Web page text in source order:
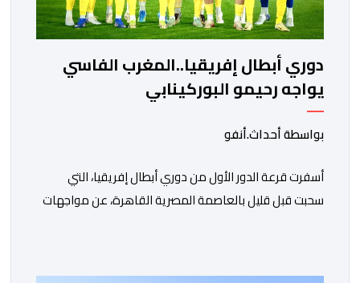
دوري أبطال إفريقيا..المغرب الفاسي
يواجه رحيمو البوركينابي
بواسطة أحداث.أنفو
أسفرت قرعة الدور الأول من دوري أبطال إفريقيا، التي
سحبت قبل قليل بالعاصمة المصرية القاهرة، عن مواجهات
نهضة بركان على موعد في هذا الدور مع الفائز من المباراة